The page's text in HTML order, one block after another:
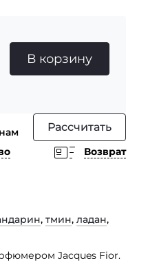
В корзину
Рассчитать
Возврат
, тмин, ладан,
Jacques Fior.